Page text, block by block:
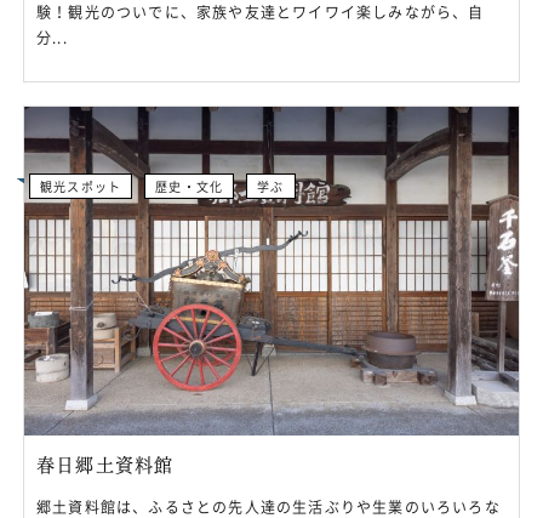
験！観光のついでに、家族や友達とワイワイ楽しみながら、自
分...
春日郷土資料館
郷土資料館は、ふるさとの先人達の生活ぶりや生業のいろいろな
観光スポット 歴史・文化 学ぶ